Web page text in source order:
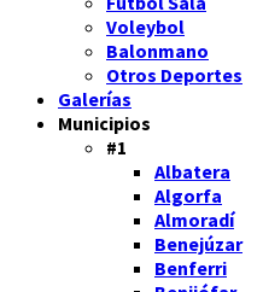
Voleybol
Balonmano
Otros Deportes
Galerías
Municipios
#1
Albatera
Algorfa
Almoradí
Benejúzar
Benferri